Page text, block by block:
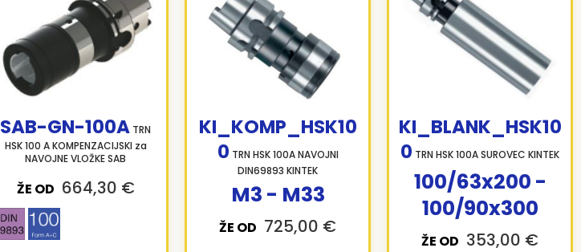
SAB-GN-100A TRN
HSK 100 A KOMPENZACIJSKI za
NAVOJNE VLOŽKE SAB
ŽE OD 664,30 €
KI_KOMP_HSK10
0 TRN HSK 100A NAVOJNI
DIN69893 KINTEK
ŽE OD 725,00 €
M3 - M33
KI_BLANK_HSK10
0 TRN HSK 100A SUROVEC KINTEK
ŽE OD 353,00 €
100/63x200 -
100/90x300